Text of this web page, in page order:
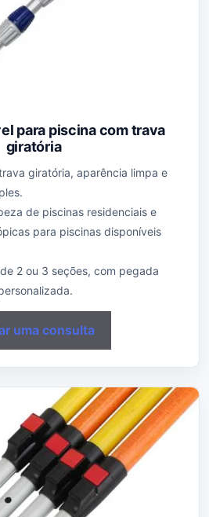
para piscina com trava
giratória
giratória, aparência limpa e
de piscinas residenciais e
para piscinas disponíveis
2 ou 3 seções, com pegada
uma consulta